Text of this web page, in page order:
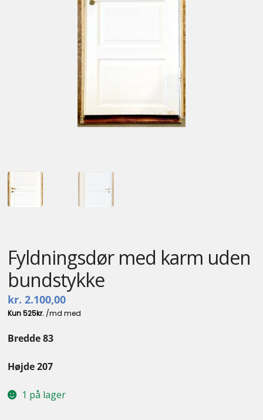
Fyldningsdør med karm uden
bundstykke
kr. 2.100,00
Bredde 83
Højde 207
1 på lager